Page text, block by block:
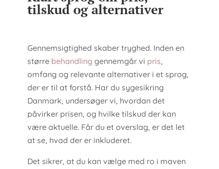
tilskud og alternativer
Gennemsigtighed skaber tryghed. Inden en
større behandling gennemgår vi pris,
omfang og relevante alternativer i et sprog,
der er til at forstå. Har du sygesikring
Danmark, undersøger vi, hvordan det
påvirker prisen, og hvilke tilskud der kan
være aktuelle. Får du et overslag, er det let
at se, hvad der er inkluderet.
Det sikrer, at du kan vælge med ro i maven